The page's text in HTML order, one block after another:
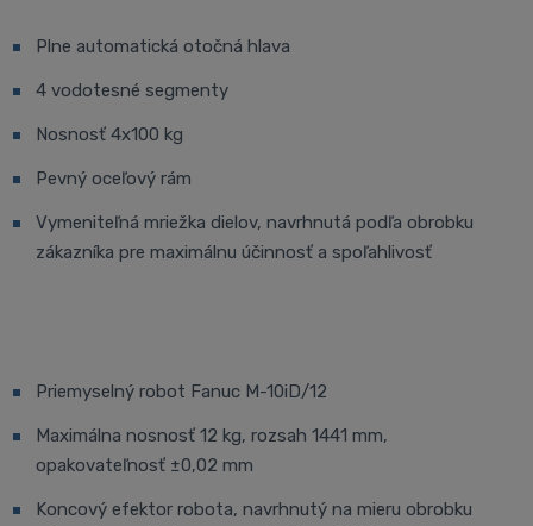
Plne automatická otočná hlava
4 vodotesné segmenty
Nosnosť 4x100 kg
Pevný oceľový rám
Vymeniteľná mriežka dielov, navrhnutá podľa obrobku
zákazníka pre maximálnu účinnosť a spoľahlivosť
Priemyselný robot Fanuc M-10iD/12
Maximálna nosnosť 12 kg, rozsah 1441 mm,
opakovateľnosť ±0,02 mm
Koncový efektor robota, navrhnutý na mieru obrobku